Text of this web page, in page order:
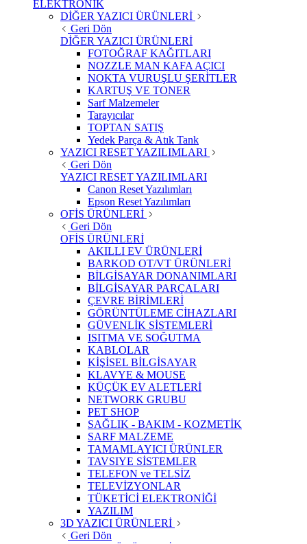
ELEKTRONİK
DİĞER YAZICI ÜRÜNLERİ
Geri Dön
DİĞER YAZICI ÜRÜNLERİ
FOTOĞRAF KAĞITLARI
NOZZLE MAN KAFA AÇICI
NOKTA VURUŞLU ŞERİTLER
KARTUŞ VE TONER
Sarf Malzemeler
Tarayıcılar
TOPTAN SATIŞ
Yedek Parça & Atık Tank
YAZICI RESET YAZILIMLARI
Geri Dön
YAZICI RESET YAZILIMLARI
Canon Reset Yazılımları
Epson Reset Yazılımları
OFİS ÜRÜNLERİ
Geri Dön
OFİS ÜRÜNLERİ
AKILLI EV ÜRÜNLERİ
BARKOD OT/VT ÜRÜNLERİ
BİLGİSAYAR DONANIMLARI
BİLGİSAYAR PARÇALARI
ÇEVRE BİRİMLERİ
GÖRÜNTÜLEME CİHAZLARI
GÜVENLİK SİSTEMLERİ
ISITMA VE SOĞUTMA
KABLOLAR
KİŞİSEL BİLGİSAYAR
KLAVYE & MOUSE
KÜÇÜK EV ALETLERİ
NETWORK GRUBU
PET SHOP
SAĞLIK - BAKIM - KOZMETİK
SARF MALZEME
TAMAMLAYICI ÜRÜNLER
TAVSIYE SİSTEMLER
TELEFON ve TELSİZ
TELEVİZYONLAR
TÜKETİCİ ELEKTRONİĞİ
YAZILIM
3D YAZICI ÜRÜNLERİ
Geri Dön